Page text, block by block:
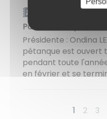
Carnet
Paron Pétanque
Présidente : Ondina
pétanque est ouvert
pendant toute
en février et se
1 2 3